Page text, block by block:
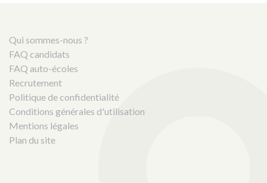
Qui sommes-nous ?
FAQ candidats
FAQ auto-écoles
Recrutement
Politique de confidentialité
Conditions générales d'utilisation
Mentions légales
Plan du site